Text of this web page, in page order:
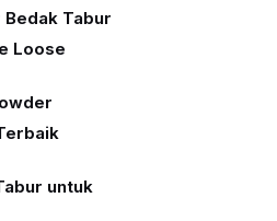
Tabur
Loose
untuk